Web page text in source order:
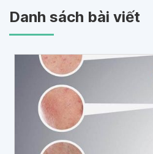
Danh sách bài viết